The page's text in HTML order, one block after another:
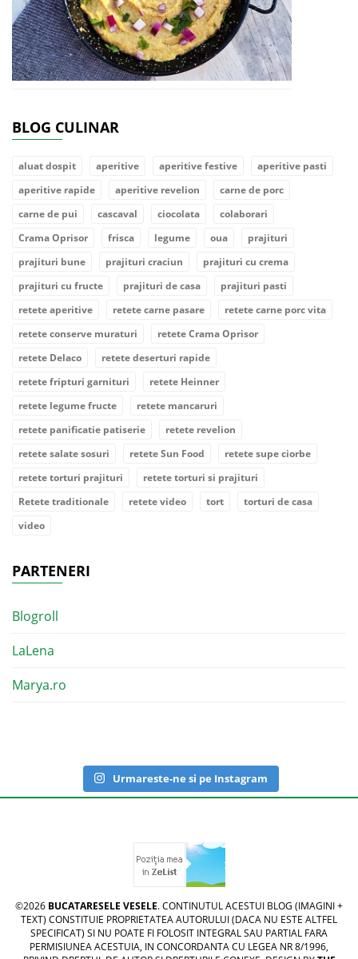
BLOG CULINAR
aluat dospit aperitive aperitive festive
aperitive pasti
aperitive rapide
aperitive revelion
carne de porc
carne de pui
cascaval ciocolata
colaborari
Crama Oprisor
frisca legume oua
prajituri
prajituri bune
prajituri craciun
prajituri cu crema
prajituri cu fructe
prajituri de casa
prajituri pasti
retete aperitive
retete carne pasare
retete carne porc vita
retete conserve muraturi
retete Crama Oprisor
retete Delaco
retete deserturi rapide
retete fripturi garnituri
retete Heinner
retete legume fructe
retete mancaruri
retete panificatie patiserie
retete revelion
retete salate sosuri
retete Sun Food
retete supe ciorbe
retete torturi prajituri
retete torturi si prajituri
Retete traditionale
retete video tort
torturi de casa
video
PARTENERI
Blogroll
LaLena
Marya.ro
Urmareste-ne si pe Instagram
©2026 BUCATARESELE VESELE. CONTINUTUL ACESTUI BLOG (IMAGINI +
TEXT) CONSTITUIE PROPRIETATEA AUTORULUI (DACA NU ESTE ALTFEL
SPECIFICAT) SI NU POATE FI FOLOSIT INTEGRAL SAU PARTIAL FARA
PERMISIUNEA ACESTUIA, IN CONCORDANTA CU LEGEA NR 8/1996,